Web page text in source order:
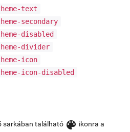
text
secondary
disabled
divider
icon
icon-disabled
sarkában található color_lens ikonra a